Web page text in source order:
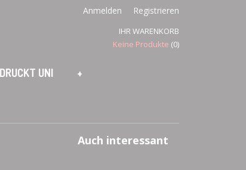
Anmelden Registrieren
IHR WARENKORB
Keine Produkte (0)
UNI +
Auch interessant